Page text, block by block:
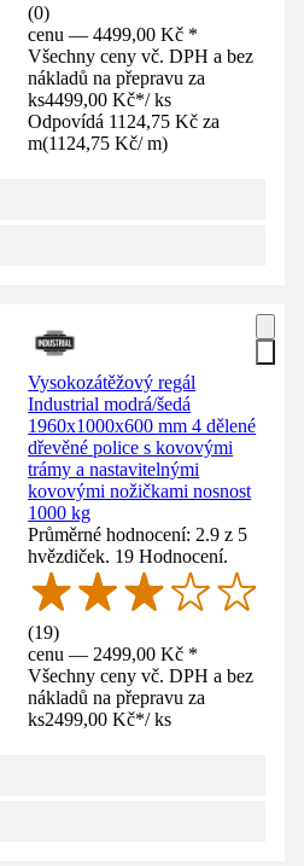
(0)
cenu — 4499,00 Kč *
Všechny ceny vč. DPH a bez
nákladů na přepravu za
ks4499,00 Kč*/ ks
Odpovídá 1124,75 Kč za
m(1124,75 Kč/ m)
Vysokozátěžový regál
Industrial modrá/šedá
1960x1000x600 mm 4 dělené
dřevěné police s kovovými
trámy a nastavitelnými
kovovými nožičkami nosnost
1000 kg
Průměrné hodnocení: 2.9 z 5
hvězdiček. 19 Hodnocení.
(19)
cenu — 2499,00 Kč *
Všechny ceny vč. DPH a bez
nákladů na přepravu za
ks2499,00 Kč*/ ks